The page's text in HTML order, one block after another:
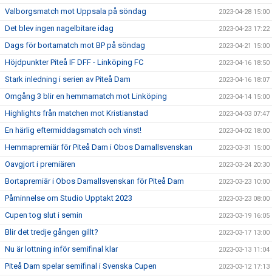
Valborgsmatch mot Uppsala på söndag 2023-04-28 15:00
Det blev ingen nagelbitare idag 2023-04-23 17:22
Dags för bortamatch mot BP på söndag 2023-04-21 15:00
Höjdpunkter Piteå IF DFF - Linköping FC 2023-04-16 18:50
Stark inledning i serien av Piteå Dam 2023-04-16 18:07
Omgång 3 blir en hemmamatch mot Linköping 2023-04-14 15:00
Highlights från matchen mot Kristianstad 2023-04-03 07:47
En härlig eftermiddagsmatch och vinst! 2023-04-02 18:00
Hemmapremiär för Piteå Dam i Obos Damallsvenskan 2023-03-31 15:00
Oavgjort i premiären 2023-03-24 20:30
Bortapremiär i Obos Damallsvenskan för Piteå Dam 2023-03-23 10:00
Påminnelse om Studio Upptakt 2023 2023-03-23 08:00
Cupen tog slut i semin 2023-03-19 16:05
Blir det tredje gången gillt? 2023-03-17 13:00
Nu är lottning inför semifinal klar 2023-03-13 11:04
Piteå Dam spelar semifinal i Svenska Cupen 2023-03-12 17:13